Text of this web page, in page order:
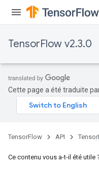
TensorFlow v2.3.0
Cette page a été traduite
TensorFlow API
Ce contenu vous a-t-il été utile